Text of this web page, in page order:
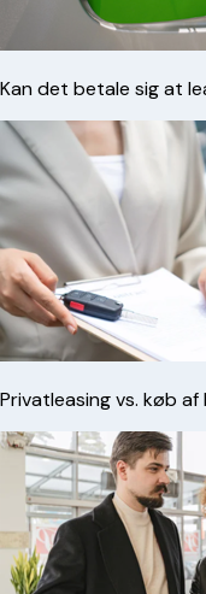
Kan det betale sig at
Privatleasing vs. køb